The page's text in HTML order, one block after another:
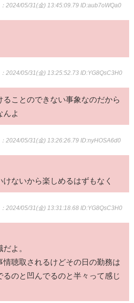
：2024/05/31(金) 13:45:09.79 ID:aub7oWQa0
：2024/05/31(金) 13:25:52.73 ID:YG8QsC3H0
ることのできない事象なのだから
んよ
：2024/05/31(金) 13:26:26.79 ID:nyHOSA6d0
ないから楽しめるはずもなく
：2024/05/31(金) 13:31:18.68 ID:YG8QsC3H0
よ。
情聴取されるけどその日の勤務は
るのと凹んでるのと半々って感じ